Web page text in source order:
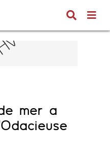
mer à